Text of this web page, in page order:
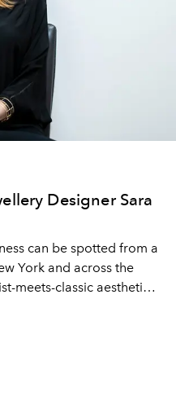
Designer Sara
can be spotted from a
York and across the
statement pieces.